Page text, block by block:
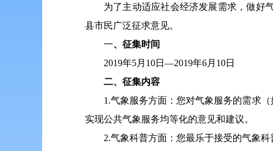
为了主动适应社会经济发展需求，做好
县市民广泛征求意见。
一、征集时间
2019年5月10日—2019年6月10日
二、征集内容
1.气象服务方面：您对气象服务的需求
实现公共气象服务均等化的意见和建议。
2.气象科普方面：您最乐于接受的气象